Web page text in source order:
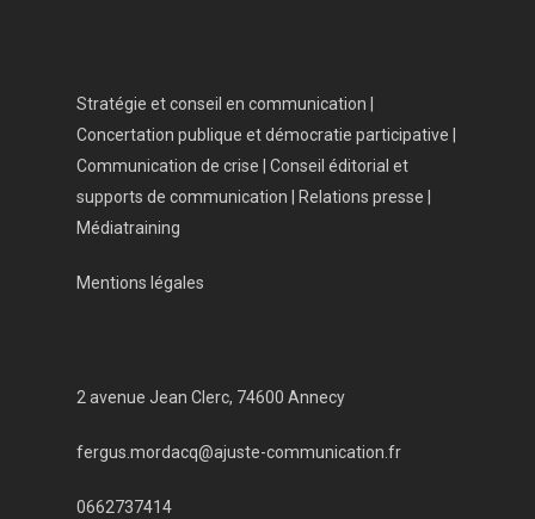
Stratégie et conseil en communication |
Concertation publique et démocratie participative |
Communication de crise | Conseil éditorial et
supports de communication | Relations presse |
Médiatraining
Mentions légales
2 avenue Jean Clerc, 74600 Annecy
fergus.mordacq@ajuste-communication.fr
0662737414